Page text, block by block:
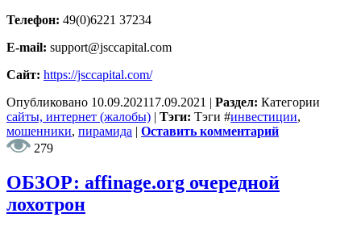
Телефон: 49(0)6221 37234
E-mail: support@jsccapital.com
Сайт: https://jsccapital.com/
Опубликовано 10.09.202117.09.2021 | Раздел: Категории
сайты, интернет (жалобы) | Тэги: Тэги #инвестиции,
мошенники, пирамида | Оставить комментарий
279
ОБЗОР: affinage.org очередной
лохотрон